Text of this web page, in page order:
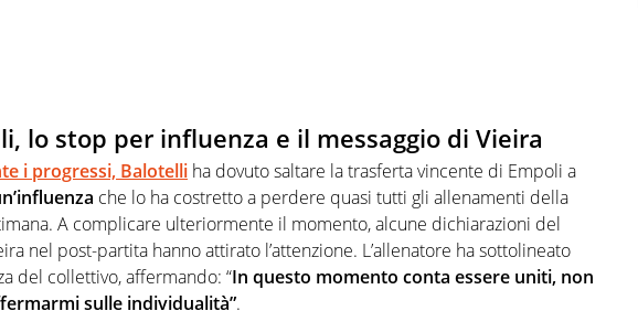
lo stop per influenza e il messaggio di Vieira
i progressi, Balotelli ha dovuto saltare la trasferta vincente di Empoli a
che lo ha costretto a perdere quasi tutti gli allenamenti della
A complicare ulteriormente il momento, alcune dichiarazioni del
nel post-partita hanno attirato l’attenzione. L’allenatore ha sottolineato
del collettivo, affermando: “In questo momento conta essere uniti, non
sulle individualità”.